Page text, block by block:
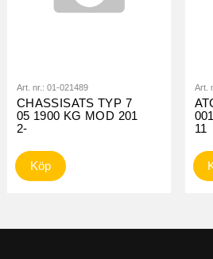
Art. nr.: 01-021489
CHASSISATS TYP 7
05 1900 KG MOD 201
2-
Köp
Art.
11